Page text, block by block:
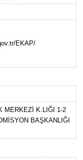
EKAP/
MERKEZİ K.LIĞI 1-2
BAŞKANLIĞI